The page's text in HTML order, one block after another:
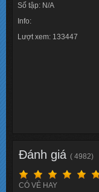
Số tập: N/A
Info:
Lượt xem: 133447
Đánh giá ( 4982)
CÓ VẺ HAY